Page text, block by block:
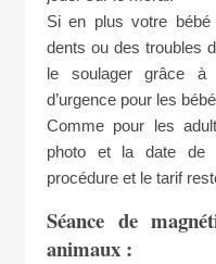
Si en plus votre
dents ou des troubles
le soulager grâce à
d’urgence pour les
Comme pour les
photo et la date de
procédure et le tarif
Séance de
animaux :